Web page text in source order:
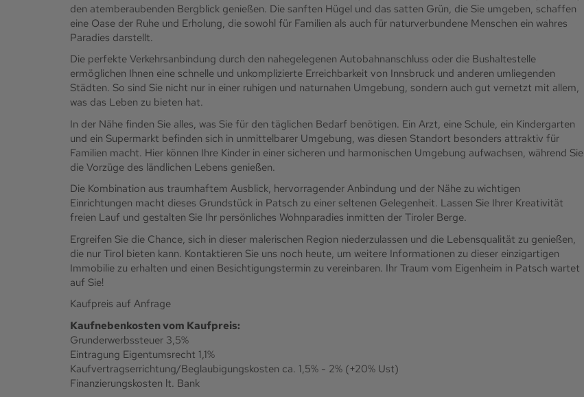
den atemberaubenden Bergblick genießen. Die sanften Hügel und das satten Grün, die Sie umgeben, schaffen
eine Oase der Ruhe und Erholung, die sowohl für Familien als auch für naturverbundene Menschen ein wahres
Paradies darstellt.
Die perfekte Verkehrsanbindung durch den nahegelegenen Autobahnanschluss oder die Bushaltestelle
ermöglichen Ihnen eine schnelle und unkomplizierte Erreichbarkeit von Innsbruck und anderen umliegenden
Städten. So sind Sie nicht nur in einer ruhigen und naturnahen Umgebung, sondern auch gut vernetzt mit allem,
was das Leben zu bieten hat.
In der Nähe finden Sie alles, was Sie für den täglichen Bedarf benötigen. Ein Arzt, eine Schule, ein Kindergarten
und ein Supermarkt befinden sich in unmittelbarer Umgebung, was diesen Standort besonders attraktiv für
Familien macht. Hier können Ihre Kinder in einer sicheren und harmonischen Umgebung aufwachsen, während Sie
die Vorzüge des ländlichen Lebens genießen.
Die Kombination aus traumhaftem Ausblick, hervorragender Anbindung und der Nähe zu wichtigen
Einrichtungen macht dieses Grundstück in Patsch zu einer seltenen Gelegenheit. Lassen Sie Ihrer Kreativität
freien Lauf und gestalten Sie Ihr persönliches Wohnparadies inmitten der Tiroler Berge.
Ergreifen Sie die Chance, sich in dieser malerischen Region niederzulassen und die Lebensqualität zu genießen,
die nur Tirol bieten kann. Kontaktieren Sie uns noch heute, um weitere Informationen zu dieser einzigartigen
Immobilie zu erhalten und einen Besichtigungstermin zu vereinbaren. Ihr Traum vom Eigenheim in Patsch wartet
auf Sie!
Kaufpreis auf Anfrage
Kaufnebenkosten vom Kaufpreis:
Grunderwerbssteuer 3,5%
Eintragung Eigentumsrecht 1,1%
Kaufvertragserrichtung/Beglaubigungskosten ca. 1,5% - 2% (+20% Ust)
Finanzierungskosten lt. Bank